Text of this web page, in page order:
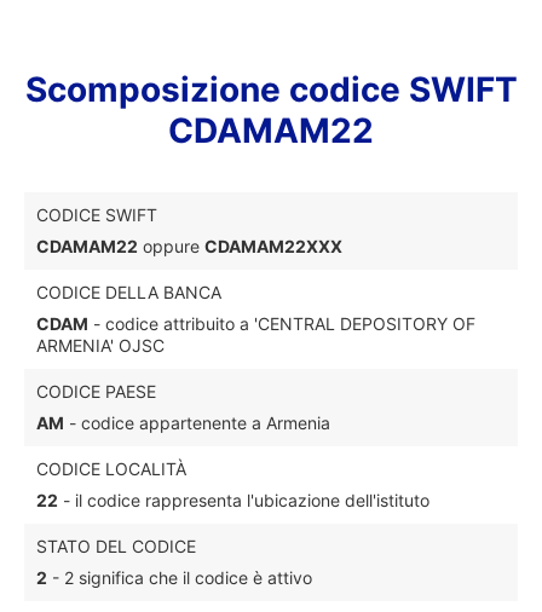
Scomposizione codice SWIFT
CDAMAM22
CODICE SWIFT
CDAMAM22 oppure CDAMAM22XXX
CODICE DELLA BANCA
CDAM - codice attribuito a 'CENTRAL DEPOSITORY OF
ARMENIA' OJSC
CODICE PAESE
AM - codice appartenente a Armenia
CODICE LOCALITÀ
22 - il codice rappresenta l'ubicazione dell'istituto
STATO DEL CODICE
2 - 2 significa che il codice è attivo